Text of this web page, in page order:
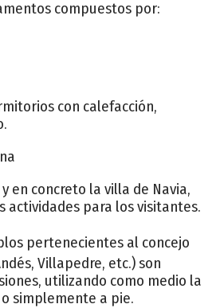
compuestos por:
con calefacción,
en concreto la villa de Navia,
actividades para los visitantes.
pertenecientes al concejo
Villapedre, etc.) son
utilizando como medio la
simplemente a pie.